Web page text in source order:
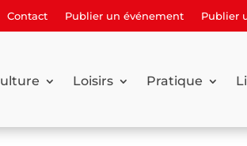
Contact Publier un événement Publier
Loisirs Pratique